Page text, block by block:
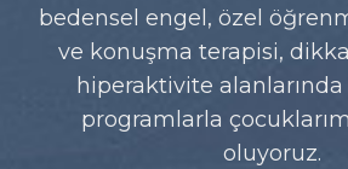
bedensel engel, özel
ve konuşma terapisi,
hiperaktivite
programlarla
oluyoruz.